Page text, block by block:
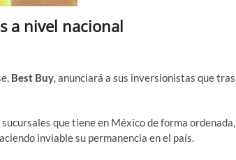
a nivel nacional
Best Buy, anunciará a sus inversionistas que tras
que tiene en México de forma ordenada,
inviable su permanencia en el país.